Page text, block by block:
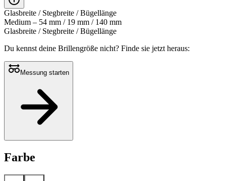
Glasbreite / Stegbreite / Bügellänge
Medium – 54 mm / 19 mm / 140 mm
Glasbreite / Stegbreite / Bügellänge
Du kennst deine Brillengröße nicht? Finde sie jetzt heraus:
Messung starten
Farbe